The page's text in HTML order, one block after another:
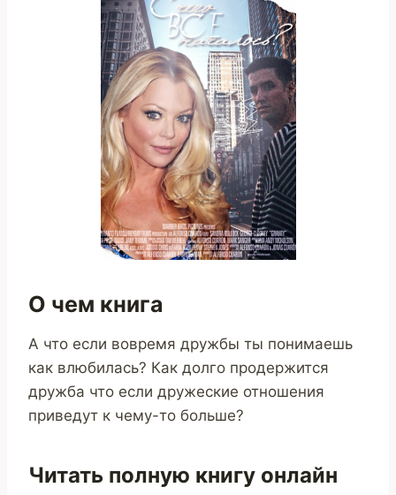
О чем книга
А что если вовремя дружбы ты понимаешь
как влюбилась? Как долго продержится
дружба что если дружеские отношения
приведут к чему-то больше?
Читать полную книгу онлайн